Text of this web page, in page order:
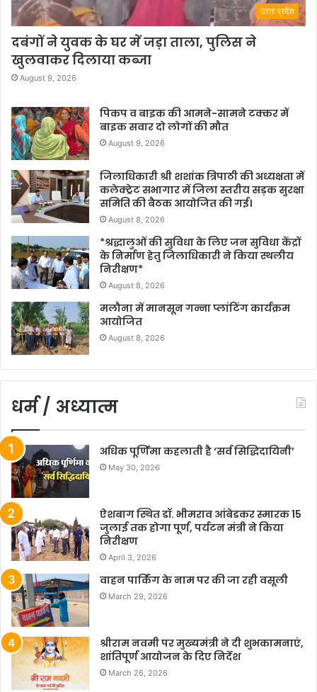
उत्तर प्रदेश
दबंगों ने युवक के घर में जड़ा ताला, पुलिस ने
खुलवाकर दिलाया कब्जा
August 9, 2026
पिकप व बाइक की आमने-सामने टक्कर में
बाइक सवार दो लोगों की मौत
August 9, 2026
जिलाधिकारी श्री शशांक त्रिपाठी की अध्यक्षता में
कलेक्ट्रेट सभागार में जिला स्तरीय सड़क सुरक्षा
समिति की बैठक आयोजित की गई।
August 8, 2026
*श्रद्धालुओं की सुविधा के लिए जन सुविधा केंद्रों
के निर्माण हेतु जिलाधिकारी ने किया स्थलीय
निरीक्षण*
August 8, 2026
मलौना में मानसून गन्ना प्लांटिंग कार्यक्रम
आयोजित
August 8, 2026
धर्म / अध्यात्म
अधिक पूर्णिमा कहलाती है ‘सर्व सिद्धिदायिनी’
May 30, 2026
ऐशबाग स्थित डॉ. भीमराव आंबेडकर स्मारक 15
जुलाई तक होगा पूर्ण, पर्यटन मंत्री ने किया
निरीक्षण
April 3, 2026
वाहन पार्किंग के नाम पर की जा रही वसूली
March 29, 2026
श्रीराम नवमी पर मुख्यमंत्री ने दी शुभकामनाएं,
शांतिपूर्ण आयोजन के दिए निर्देश
March 26, 2026